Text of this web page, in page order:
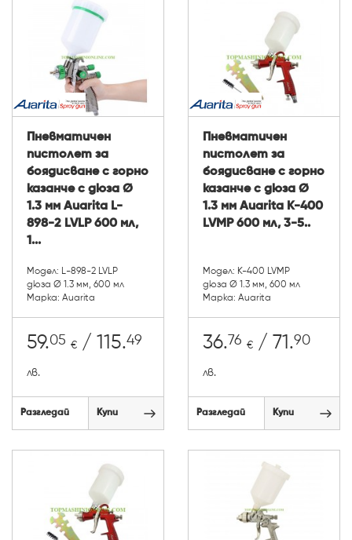
Пневматичен
пистолет за
боядисване с горно
казанче с дюза Ø
1.3 мм Auarita L-
898-2 LVLP 600 мл,
1...
Модел: L-898-2 LVLP
дюза Ø 1.3 мм, 600 мл
Марка: Auarita
59.05 € / 115.49
лв.
Разгледай Купи
Пневматичен
пистолет за
боядисване с горно
казанче с дюза Ø
1.3 мм Auarita K-400
LVMP 600 мл, 3-5..
Модел: K-400 LVMP
дюза Ø 1.3 мм, 600 мл
Марка: Auarita
36.76 € / 71.90
лв.
Разгледай Купи